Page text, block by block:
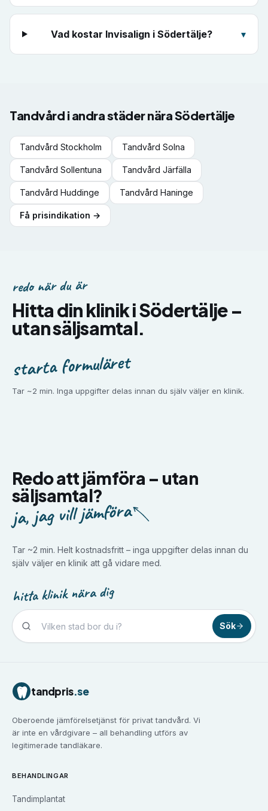
Vad kostar Invisalign i Södertälje? ▾
Tandvård i andra städer näraSödertälje
Tandvård Stockholm Tandvård Solna
Tandvård Sollentuna Tandvård Järfälla
Tandvård Huddinge Tandvård Haninge
Få prisindikation →
redo när du är
Hitta din klinik iSödertälje–
utan säljsamtal.
starta formuläret
Tar ~2 min. Inga uppgifter delas innan du själv väljer en klinik.
Redo att jämföra – utan
säljsamtal?
ja, jag vill jämföra
Tar ~2 min. Helt kostnadsfritt – inga uppgifter delas innan du
själv väljer en klinik att gå vidare med.
hitta klinik nära dig
Sök
Tandvård i
Tandvård iFalun
Tandvård i Göteborg
Tandvård iHalmstad
Tandvård iHelsingborg
Tandvård iJärfälla
tandpris.se
Oberoende jämförelsetjänst för privat tandvård. Vi
är inte en vårdgivare – all behandling utförs av
legitimerade tandläkare.
BEHANDLINGAR
Tandimplantat